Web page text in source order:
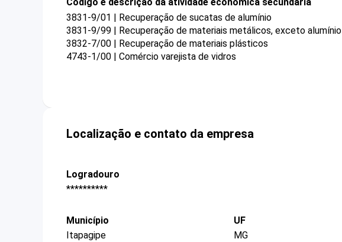
Código e descrição da atividade econômica secundária
3831-9/01 | Recuperação de sucatas de alumínio
3831-9/99 | Recuperação de materiais metálicos, exceto alumínio
3832-7/00 | Recuperação de materiais plásticos
4743-1/00 | Comércio varejista de vidros
Localização e contato da empresa
Logradouro
**********
Município
Itapagipe
UF
MG